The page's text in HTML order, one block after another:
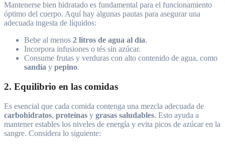
Mantenerse bien hidratado es fundamental para el funcionamiento
óptimo del cuerpo. Aquí hay algunas pautas para asegurar una
adecuada ingesta de líquidos:
Bebe al menos 2 litros de agua al día.
Incorpora infusiones o tés sin azúcar.
Consume frutas y verduras con alto contenido de agua, como
sandía y pepino.
2. Equilibrio en las comidas
Es esencial que cada comida contenga una mezcla adecuada de
carbohidratos, proteínas y grasas saludables. Esto ayuda a
mantener estables los niveles de energía y evita picos de azúcar en la
sangre. Considera lo siguiente: